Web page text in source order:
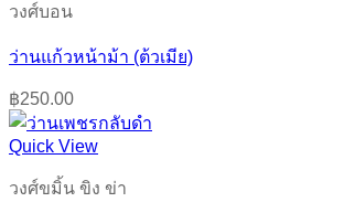
วงศ์บอน
ว่านแก้วหน้าม้า (ต้วเมีย)
฿250.00
Quick View
วงศ์ขมิ้น ขิง ข่า